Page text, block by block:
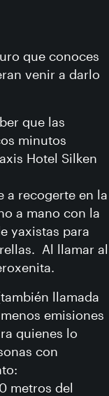
que conoces
venir a darlo
que las
minutos
Hotel Silken
a recogerte en la
a mano con la
yaxistas para
Al llamar al
llamada
emisiones
quienes lo
con
metros del